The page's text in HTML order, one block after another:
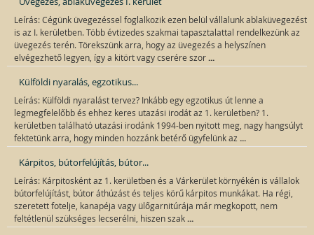
Leírás: Cégünk üvegezéssel foglalkozik ezen belül vállalunk ablaküvegezést
is az I. kerületben. Több évtizedes szakmai tapasztalattal rendelkezünk az
üvegezés terén. Törekszünk arra, hogy az üvegezés a helyszínen
elvégezhető legyen, így a kitört vagy cserére szor ...
Külföldi nyaralás, egzotikus...
Leírás: Külföldi nyaralást tervez? Inkább egy egzotikus út lenne a
legmegfelelőbb és ehhez keres utazási irodát az 1. kerületben? 1.
kerületben található utazási irodánk 1994-ben nyitott meg, nagy hangsúlyt
fektetünk arra, hogy minden hozzánk betérő ügyfelünk az ...
Kárpitos, bútorfelújítás, bútor...
Leírás: Kárpitosként az 1. kerületben és a Várkerület környékén is vállalok
bútorfelújítást, bútor áthúzást és teljes körű kárpitos munkákat. Ha régi,
szeretett fotelje, kanapéja vagy ülőgarnitúrája már megkopott, nem
feltétlenül szükséges lecserélni, hiszen szak ...